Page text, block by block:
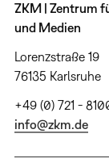
ZKM | Zentrum
und Medien
Lorenzstraße 19
76135 Karlsruhe
+49 (0) 721 -
info@zkm.de